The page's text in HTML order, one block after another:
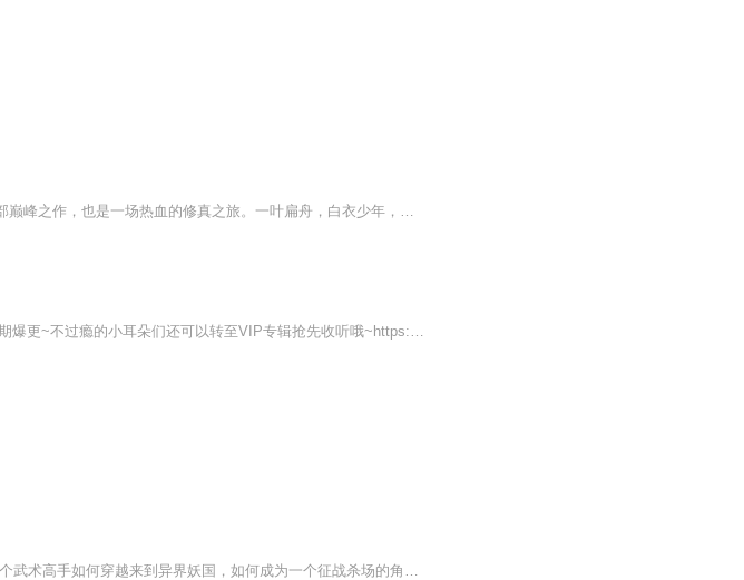
浩瀚的玄幻世界中，《剑临天下》闪耀登场！这是一部巅峰之作，也是一场热血的修真之旅。一叶扁舟，白衣少年，青剑在手。主角梦飘遥，从孤岛出发，踏入江湖。弱小的他，面对挑战，从未退缩。每一次突破，都让人热血沸腾。这是一段修真路，更是梦想与现实的...
天下唯卿出纯享版啦~首发25集，每天更新2集，不定期爆更~不过瘾的小耳朵们还可以转至VIP专辑抢先收听哦~https://www.ximalaya.com/album/70950861
嘘!别说话……静静地来听由断章所著的奇幻小说。一个武术高手如何穿越来到异界妖国，如何成为一个征战杀场的角斗士，如何奋英雄怒，折妖皇刀，让美人倾心，让英雄俯首，让万民敬仰，让天下臣伏......杀戳，血腥，战争，恢宏，英雄，柔情......一切应有尽有...